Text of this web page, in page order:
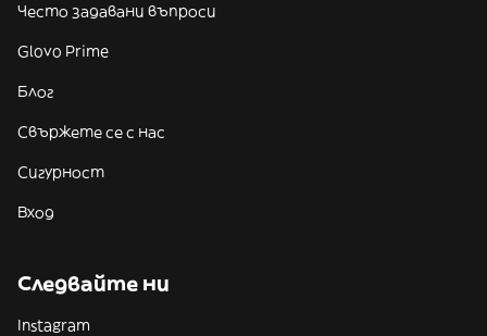
Често задавани въпроси
Glovo Prime
Блог
Свържете се с нас
Сигурност
Вход
Следвайте ни
Instagram